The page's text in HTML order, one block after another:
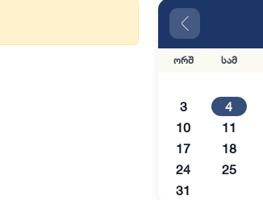
ორშ სამ
3
4
10
11
17
18
24
25
31